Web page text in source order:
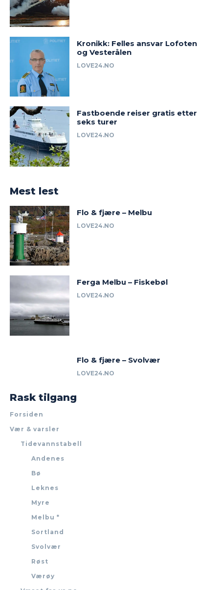
Kronikk: Felles ansvar Lofoten
og Vesterålen
LOVE24.NO
Fastboende reiser gratis etter
seks turer
LOVE24.NO
Mest lest
Flo & fjære – Melbu
LOVE24.NO
Ferga Melbu – Fiskebøl
LOVE24.NO
Flo & fjære – Svolvær
LOVE24.NO
Rask tilgang
Forsiden
Vær & varsler
Tidevannstabell
Andenes
Bø
Leknes
Myre
Melbu *
Sortland
Svolvær
Røst
Værøy